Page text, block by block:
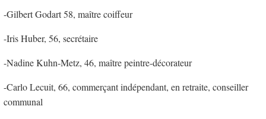
-Gilbert Godart 58, maître coiffeur
-Iris Huber, 56, secrétaire
-Nadine Kuhn-Metz, 46, maître peintre-décorateur
-Carlo Lecuit, 66, commerçant indépendant, en retraite, conseiller
communal